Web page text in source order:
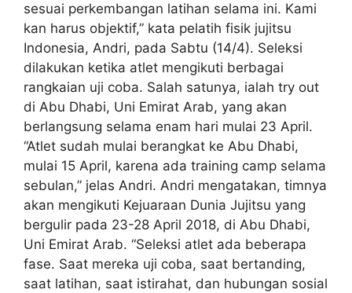
sesuai perkembangan latihan selama ini. Kami
kan harus objektif,” kata pelatih fisik jujitsu
Indonesia, Andri, pada Sabtu (14/4). Seleksi
dilakukan ketika atlet mengikuti berbagai
rangkaian uji coba. Salah satunya, ialah try out
di Abu Dhabi, Uni Emirat Arab, yang akan
berlangsung selama enam hari mulai 23 April.
“Atlet sudah mulai berangkat ke Abu Dhabi,
mulai 15 April, karena ada training camp selama
sebulan,” jelas Andri. Andri mengatakan, timnya
akan mengikuti Kejuaraan Dunia Jujitsu yang
bergulir pada 23-28 April 2018, di Abu Dhabi,
Uni Emirat Arab. “Seleksi atlet ada beberapa
fase. Saat mereka uji coba, saat bertanding,
saat latihan, saat istirahat, dan hubungan sosial